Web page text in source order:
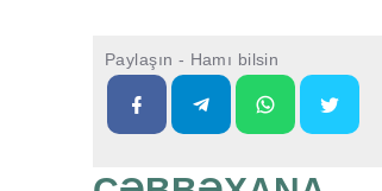
Paylaşın - Hamı bilsin